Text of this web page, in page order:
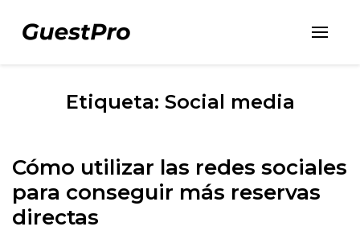
Etiqueta: Social media
Cómo utilizar las redes sociales
para conseguir más reservas
directas